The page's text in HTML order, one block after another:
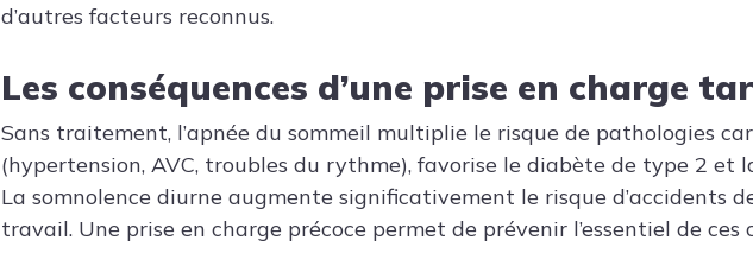
d’autres facteurs reconnus.
Les conséquences d’une prise en charge
Sans traitement, l’apnée du sommeil multiplie le risque de pathologies
(hypertension, AVC, troubles du rythme), favorise le diabète de type 2 et
La somnolence diurne augmente significativement le risque d’accidents
travail. Une prise en charge précoce permet de prévenir l’essentiel de ces